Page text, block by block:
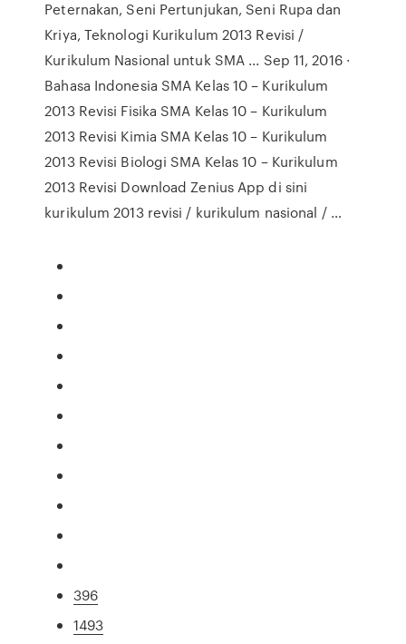
Peternakan, Seni Pertunjukan, Seni Rupa dan
Kriya, Teknologi Kurikulum 2013 Revisi /
Kurikulum Nasional untuk SMA ... Sep 11, 2016 ·
Bahasa Indonesia SMA Kelas 10 – Kurikulum
2013 Revisi Fisika SMA Kelas 10 – Kurikulum
2013 Revisi Kimia SMA Kelas 10 – Kurikulum
2013 Revisi Biologi SMA Kelas 10 – Kurikulum
2013 Revisi Download Zenius App di sini
kurikulum 2013 revisi / kurikulum nasional / …
396
1493